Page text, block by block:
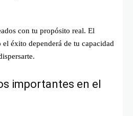
con tu propósito real. El
el éxito dependerá de tu capacidad
importantes en el